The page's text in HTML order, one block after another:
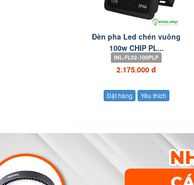
Đèn pha Led chén vuông
100w CHIP PL...
INL-FL02-100PLP
2.175.000 đ
Đặt hàng Yêu thích